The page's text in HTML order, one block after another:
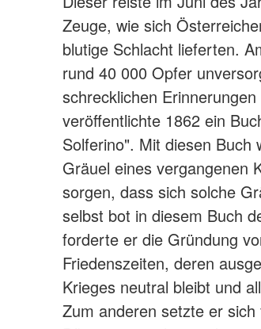
Zeuge, wie sich
blutige Schlacht lieferten.
rund 40 000 Opfer
schrecklichen
veröffentlichte 1862 ein
Solferino". Mit diesen Buch
Gräuel eines vergangenen
sorgen, dass sich solche
selbst bot in diesem Buch
forderte er die Gründung
Friedenszeiten, deren
Krieges neutral bleibt und
Zum anderen setzte er